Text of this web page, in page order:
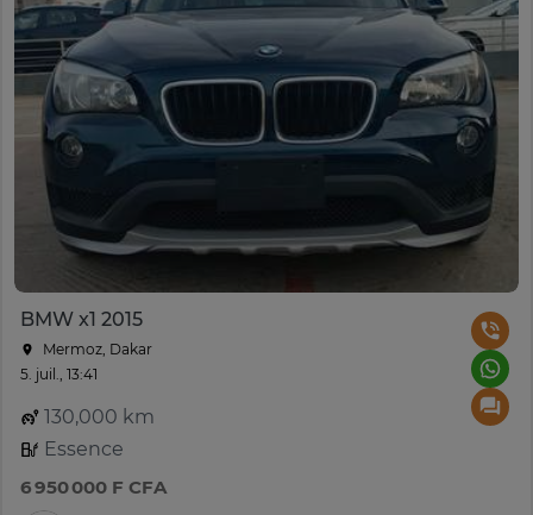
BMW x1 2015
Mermoz, Dakar
5. juil., 13:41
130,000 km
Essence
6 950 000 F CFA